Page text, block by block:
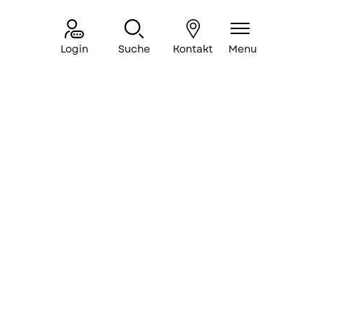
Login Suche Kontakt Menu